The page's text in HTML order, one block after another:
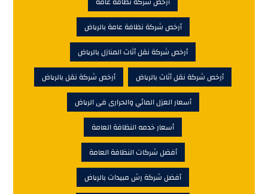
أرخص شركة نظافة عامة بالرياض
أرخص شركة نقل أثاث المنازل بالرياض
أرخص شركة نقل أثاث بالرياض
أرخص شركة نقل بالرياض
أسعار العزل المائي والحرارى فى الرياض
أسعار خدمه النظافة العامة
أفضل شركات النظافة العامة
أفضل شركة رش مبيدات بالرياض